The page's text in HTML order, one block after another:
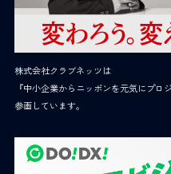
株式会社クラブネッツは
『中小企業からニッポンを元気にプロ
参画しています。